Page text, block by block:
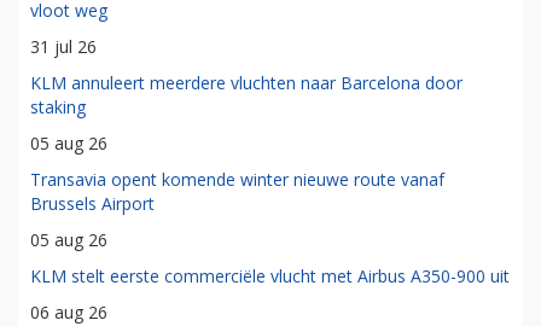
vloot weg
31 jul 26
KLM annuleert meerdere vluchten naar Barcelona door
staking
05 aug 26
Transavia opent komende winter nieuwe route vanaf
Brussels Airport
05 aug 26
KLM stelt eerste commerciële vlucht met Airbus A350-900 uit
06 aug 26